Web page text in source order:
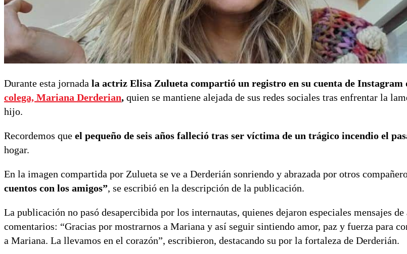
Durante esta jornada la actriz Elisa Zulueta compartió un registro en su cuenta de Instagram
colega, Mariana Derderian, quien se mantiene alejada de sus redes sociales tras enfrentar la
hijo.
Recordemos que el pequeño de seis años falleció tras ser víctima de un trágico incendio el
hogar.
En la imagen compartida por Zulueta se ve a Derderián sonriendo y abrazada por otros
cuentos con los amigos”, se escribió en la descripción de la publicación.
La publicación no pasó desapercibida por los internautas, quienes dejaron especiales mensajes de
comentarios: “Gracias por mostrarnos a Mariana y así seguir sintiendo amor, paz y fuerza para
a Mariana. La llevamos en el corazón”, escribieron, destacando su por la fortaleza de Derderián.